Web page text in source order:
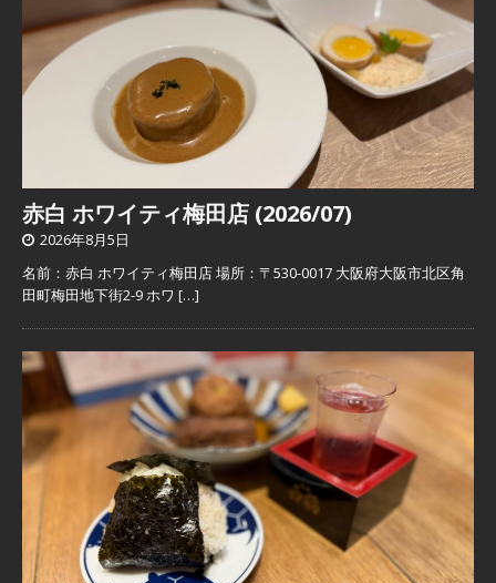
赤白 ホワイティ梅田店 (2026/07)
2026年8月5日
名前：赤白 ホワイティ梅田店 場所：〒530-0017 大阪府大阪市北区角
田町梅田地下街2-9 ホワ […]